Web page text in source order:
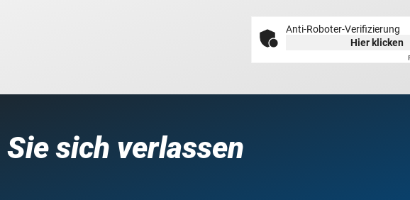
Anti-Roboter-Verifizierung
Hier klicken
sich verlassen